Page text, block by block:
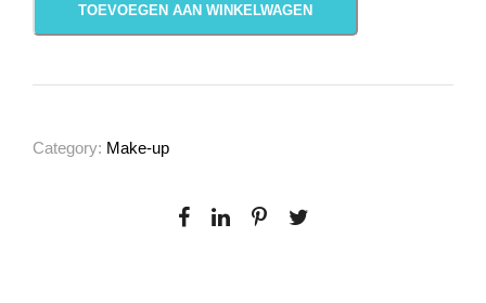
k
y
d
TOEVOEGEN AAN WINKELWAGEN
Category: Make-up